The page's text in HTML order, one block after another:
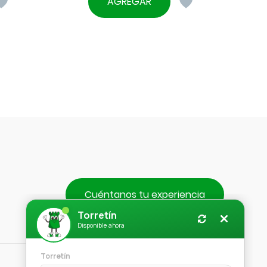
actual
Cuéntanos tu experiencia